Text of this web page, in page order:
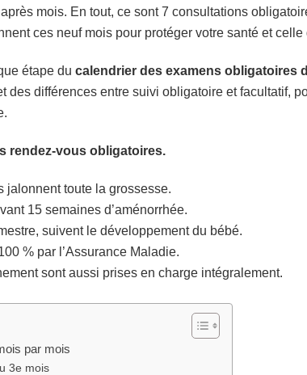
calendrier
complet
mois. En tout, ce sont 7 consultations
ces neuf mois pour protéger votre santé et celle
étape du calendrier des examens obligatoires
des différences entre suivi obligatoire et facultatif,
rendez-vous obligatoires.
jalonnent toute la grossesse.
15 semaines d’aménorrhée.
suivent le développement du bébé.
% par l’Assurance Maladie.
sont aussi prises en charge intégralement.
par mois
3e mois